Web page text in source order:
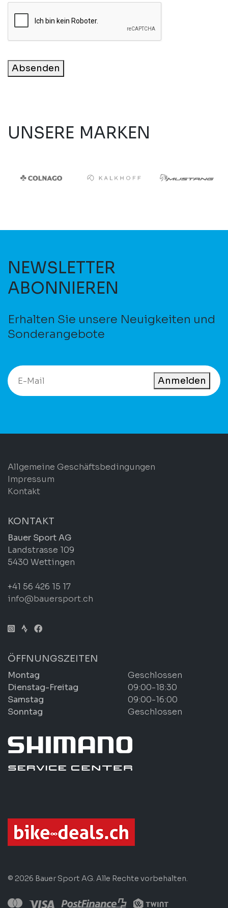
Absenden
UNSERE MARKEN
NEWSLETTER
ABONNIEREN
Erhalten Sie unsere Neuigkeiten und
Sonderangebote
Anmelden
Allgemeine Geschäftsbedingungen
Impressum
Kontakt
KONTAKT
Bauer Sport AG
Landstrasse 109
5430 Wettingen
+41 56 426 15 17
info@bauersport.ch
ÖFFNUNGSZEITEN
Montag
Geschlossen
Dienstag-Freitag
09:00-18:30
Samstag
09:00-16:00
Sonntag
Geschlossen
© 2026 Bauer Sport AG. Alle Rechte vorbehalten.